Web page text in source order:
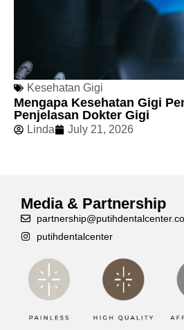
Kesehatan Gigi
Mengapa Kesehatan Gigi
Penjelasan Dokter Gigi
Linda July 21, 2026
Media & Partnership
putihdentalcenter